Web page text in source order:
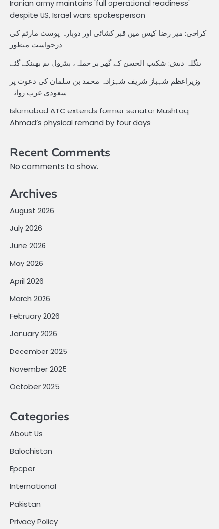
Iranian army maintains 'full operational readiness'
despite US, Israel wars: spokesperson
کراچی: میر رضا کیس میں قبر کشائی اور دوبارہ پوسٹ مارٹم کی
درخواست منظور
بنگلہ دیش: شکیب الحسن کے گھر پر حملہ، پیٹرول بم پھینکے گئے
وزیراعظم شہباز شریف شہزادہ محمد بن سلمان کی دعوت پر
سعودی عرب روانہ
Islamabad ATC extends former senator Mushtaq
Ahmad’s physical remand by four days
Recent Comments
No comments to show.
Archives
August 2026
July 2026
June 2026
May 2026
April 2026
March 2026
February 2026
January 2026
December 2025
November 2025
October 2025
Categories
About Us
Balochistan
Epaper
International
Pakistan
Privacy Policy